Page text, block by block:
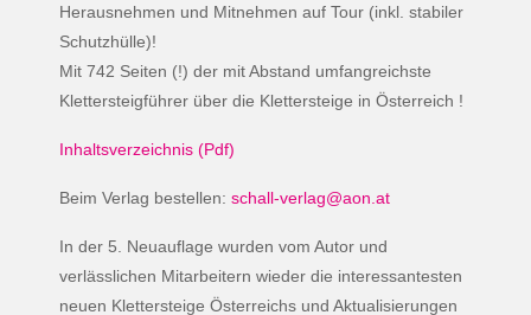
Herausnehmen und Mitnehmen auf Tour (inkl. stabiler
Schutzhülle)!
Mit 742 Seiten (!) der mit Abstand umfangreichste
Klettersteigführer über die Klettersteige in Österreich !
Inhaltsverzeichnis (Pdf)
Beim Verlag bestellen: schall-verlag@aon.at
In der 5. Neuauflage wurden vom Autor und
verlässlichen Mitarbeitern wieder die interessantesten
neuen Klettersteige Österreichs und Aktualisierungen